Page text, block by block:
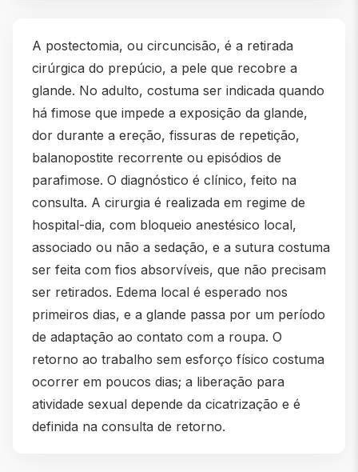
A postectomia, ou circuncisão, é a retirada
cirúrgica do prepúcio, a pele que recobre a
glande. No adulto, costuma ser indicada quando
há fimose que impede a exposição da glande,
dor durante a ereção, fissuras de repetição,
balanopostite recorrente ou episódios de
parafimose. O diagnóstico é clínico, feito na
consulta. A cirurgia é realizada em regime de
hospital-dia, com bloqueio anestésico local,
associado ou não a sedação, e a sutura costuma
ser feita com fios absorvíveis, que não precisam
ser retirados. Edema local é esperado nos
primeiros dias, e a glande passa por um período
de adaptação ao contato com a roupa. O
retorno ao trabalho sem esforço físico costuma
ocorrer em poucos dias; a liberação para
atividade sexual depende da cicatrização e é
definida na consulta de retorno.